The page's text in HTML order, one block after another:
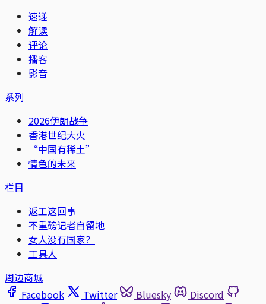
速递
解读
评论
播客
影音
系列
2026伊朗战争
香港世纪大火
“中国有稀土”
情色的未来
栏目
返工这回事
不重磅记者自留地
女人没有国家？
工具人
周边商城
Facebook
Twitter Bluesky
Discord